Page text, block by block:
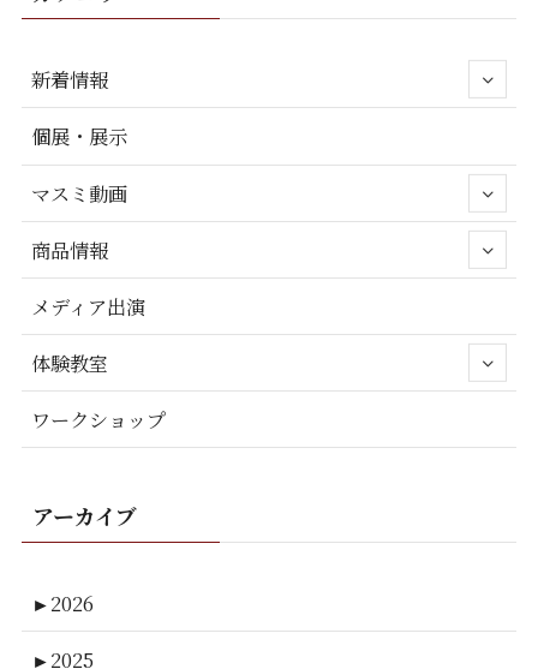
新着情報
個展・展示
マスミ動画
商品情報
メディア出演
体験教室
ワークショップ
アーカイブ
►2026
►2025